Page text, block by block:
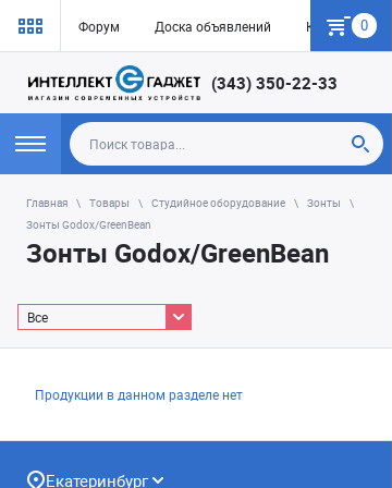
Форум Доска объявлений Как купить
0
(343) 350-22-33
Главная Товары Студийное оборудование
Зонты
Зонты Godox/GreenBean
Зонты Godox/GreenBean
Все
Продукции в данном разделе нет
Екатеринбург